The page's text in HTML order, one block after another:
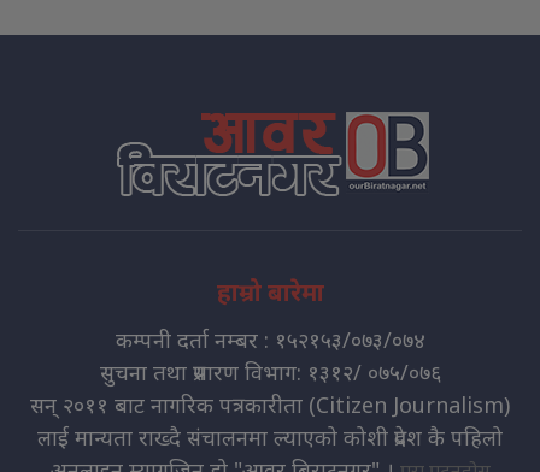
हाम्रो बारेमा
कम्पनी दर्ता नम्बर : १५२१५३/०७३/०७४
सुचना तथा प्रसारण विभाग: १३१२/ ०७५/०७६
सन् २०११ बाट नागरिक पत्रकारीता (Citizen Journalism)
लाई मान्यता राख्दै संचालनमा ल्याएको कोशी प्रदेश कै पहिलो